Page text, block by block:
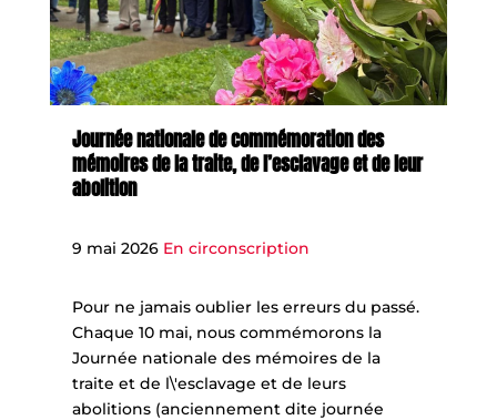
Journée nationale de commémoration des
mémoires de la traite, de l’esclavage et de leur
abolition
9 mai 2026 En circonscription
Pour ne jamais oublier les erreurs du passé.
Chaque 10 mai, nous commémorons la
Journée nationale des mémoires de la
traite et de l\'esclavage et de leurs
abolitions (anciennement dite journée